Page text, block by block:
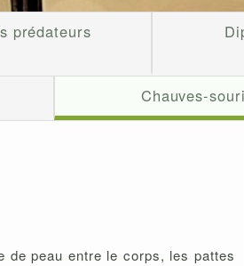
prédateurs
Chauves-
de peau entre le corps, les pattes